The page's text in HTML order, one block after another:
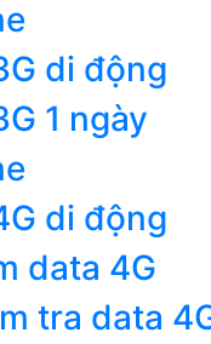
di động
1 ngày
di động
data 4G
tra data